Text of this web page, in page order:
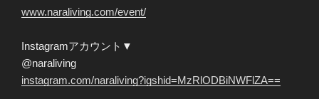
www.naraliving.com/event/
Instagramアカウント▼
@naraliving
instagram.com/naraliving?igshid=MzRlODBiNWFlZA==